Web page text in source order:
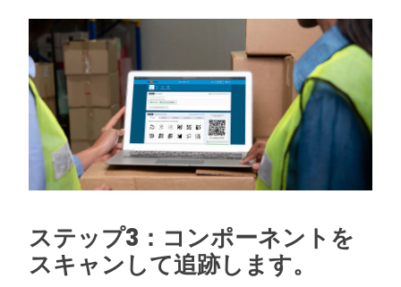
ステップ3：コンポーネントを
スキャンして追跡します。